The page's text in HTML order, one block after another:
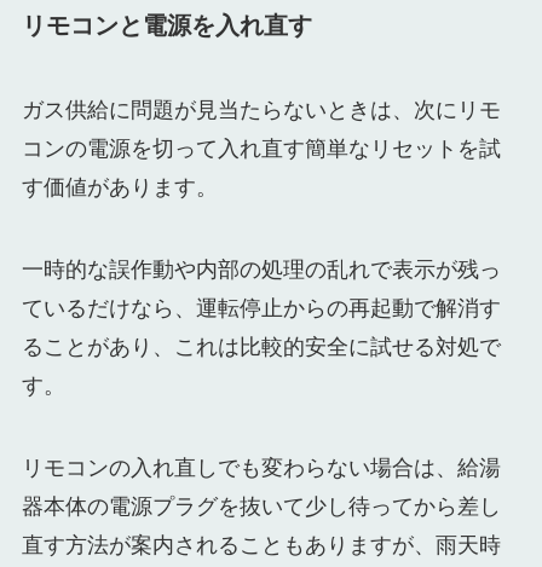
リモコンと電源を入れ直す
ガス供給に問題が見当たらないときは、次にリモ
コンの電源を切って入れ直す簡単なリセットを試
す価値があります。
一時的な誤作動や内部の処理の乱れで表示が残っ
ているだけなら、運転停止からの再起動で解消す
ることがあり、これは比較的安全に試せる対処で
す。
リモコンの入れ直しでも変わらない場合は、給湯
器本体の電源プラグを抜いて少し待ってから差し
直す方法が案内されることもありますが、雨天時